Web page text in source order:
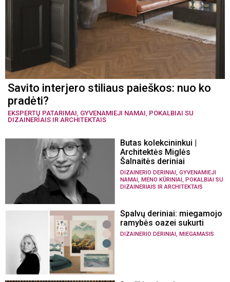
Savito interjero stiliaus paieškos: nuo ko
pradėti?
EKSPERTŲ PATARIMAI GYVENAMIEJI NAMAI POKALBIAI SU
DIZAINERIAIS IR ARCHITEKTAIS
Butas kolekcininkui |
Architektės Miglės
Šalnaitės deriniai
DIZAINERIO DERINIAI GYVENAMIEJI
NAMAI MENO KŪRINIAI POKALBIAI SU
DIZAINERIAIS IR ARCHITEKTAIS
Spalvų deriniai: miegamojo
ramybės oazei sukurti
DIZAINERIO DERINIAI , MIEGAMASIS